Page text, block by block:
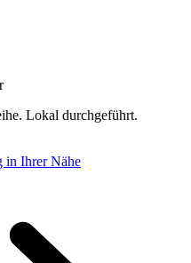
Lokal durchgeführt.
in Ihrer Nähe